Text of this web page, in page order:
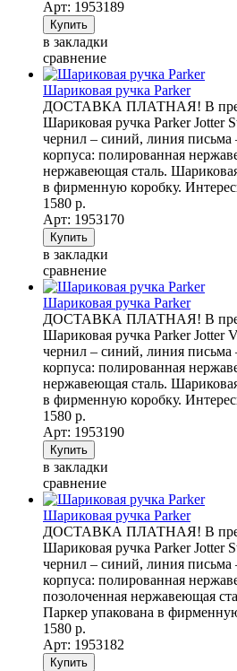
Арт: 1953189
в закладки
сравнение
Шариковая ручка Parker
ДОСТАВКА ПЛАТНАЯ! В
Шариковая ручка Parker Jotter
чернил – синий, линия письма
корпуса: полированная
нержавеющая сталь.
в фирменную коробку.
1580 р.
Арт: 1953170
в закладки
сравнение
Шариковая ручка Parker
ДОСТАВКА ПЛАТНАЯ! В
Шариковая ручка Parker Jotter
чернил – синий, линия письма
корпуса: полированная
нержавеющая сталь.
в фирменную коробку.
1580 р.
Арт: 1953190
в закладки
сравнение
Шариковая ручка Parker
ДОСТАВКА ПЛАТНАЯ! В
Шариковая ручка Parker Jotter
чернил – синий, линия письма
корпуса: полированная
позолоченная нержавеющая
Паркер упакована в
1580 р.
Арт: 1953182